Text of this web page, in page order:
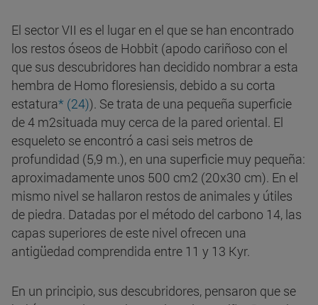
El sector VII es el lugar en el que se han encontrado
los restos óseos de Hobbit (apodo cariñoso con el
que sus descubridores han decidido nombrar a esta
hembra de Homo floresiensis, debido a su corta
estatura* (24)). Se trata de una pequeña superficie
de 4 m2situada muy cerca de la pared oriental. El
esqueleto se encontró a casi seis metros de
profundidad (5,9 m.), en una superficie muy pequeña:
aproximadamente unos 500 cm2 (20x30 cm). En el
mismo nivel se hallaron restos de animales y útiles
de piedra. Datadas por el método del carbono 14, las
capas superiores de este nivel ofrecen una
antigüedad comprendida entre 11 y 13 Kyr.
En un principio, sus descubridores, pensaron que se